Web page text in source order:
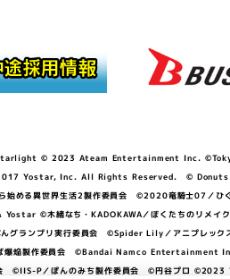
© 2023 Ateam Entertainment Inc.
2017 Yostar, Inc. All Rights Reserved. ©
める異世界生活2製作委員会 ©2020竜騎士07／ひ
緒なち・KADOKAWA／ぼくたちのリメイク
ンプリ実行委員会 ©Spider Lily／アニプレック
ば爆焔製作委員会 ©Bandai Namco
©IIS-P／ぽんのみち製作委員会 ©円谷プロ ©2023